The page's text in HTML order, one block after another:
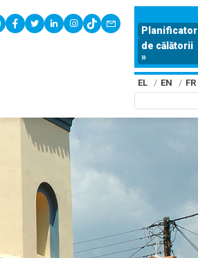
youtubefacebook
twitterlinkedininstagram
tiktokcontact
Planificator
de călătorii
»
EL EN FR